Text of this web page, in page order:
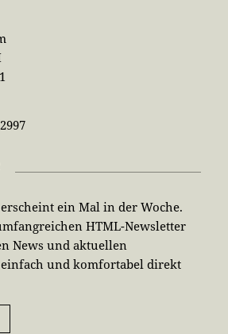
ein Mal in der Woche.
HTML-Newsletter
News und aktuellen
und komfortabel direkt